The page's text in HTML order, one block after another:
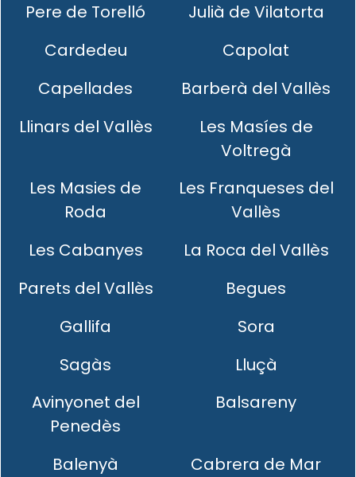
Pere de Torelló
Julià de Vilatorta
Cardedeu
Capolat
Capellades
Barberà del Vallès
Llinars del Vallès
Les Masíes de
Voltregà
Les Masies de
Roda
Les Franqueses del
Vallès
Les Cabanyes
La Roca del Vallès
Parets del Vallès
Begues
Gallifa
Sora
Sagàs
Lluçà
Avinyonet del
Penedès
Balsareny
Balenyà
Cabrera de Mar